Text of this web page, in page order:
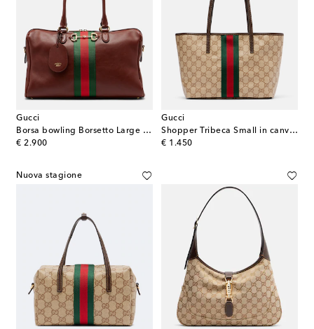
Gucci
Borsa bowling Borsetto Large in pelle
€ 2.900
original price
Gucci
Shopper Tribeca Small in canvas GG
€ 1.450
original price
Nuova stagione